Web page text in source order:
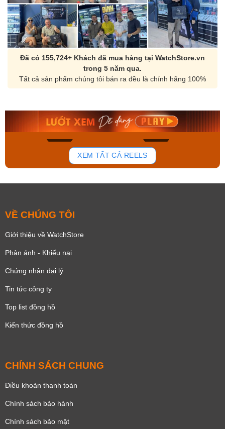
Đã có 155,724+ Khách đã mua hàng tại WatchStore.vn
trong 5 năm qua.
Tất cả sản phẩm chúng tôi bán ra đều là chính hãng 100%
150
Orient Nam RA-
Mua ngay
Casio Nam MTS-
Mua ngay
XEM TẤT CẢ REELS
VỀ CHÚNG TÔI
Giới thiệu về WatchStore
Phản ánh - Khiếu nại
Chứng nhận đại lý
Tin tức công ty
Top list đồng hồ
Kiến thức đồng hồ
CHÍNH SÁCH CHUNG
Điều khoản thanh toán
Chính sách bảo hành
Chính sách bảo mật